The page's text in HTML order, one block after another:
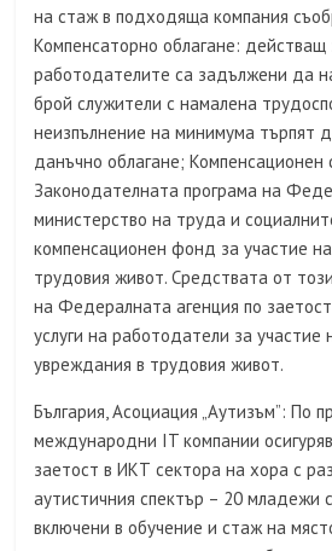
на стаж в подходяща компания
Компенсаторно облагане: действащ
работодателите са задължени да
брой служители с намалена
неизпълнение на минимума търпят
данъчно облагане;
Законодателната програма на
министерство на труда и
компенсационен фонд за участие
трудовия живот. Средствата от
на Федералната агенция по
услуги на работодатели за участие
увреждания в трудовия живот.
България, Асоциация „Аутизъм”: По
международни IT компании
заетост в ИКТ сектора на хора с
аутистичния спектър – 20 младежи
включени в обучение и стаж на